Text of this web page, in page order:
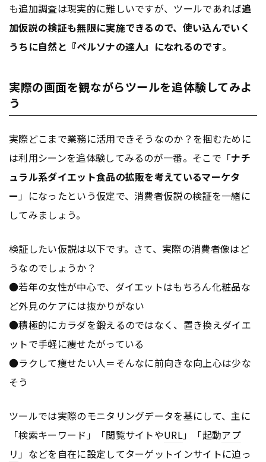
も追加調査は現実的に難しいですが、ツールであれば追
加仮説の検証も無限に実施できるので、使い込んでいく
うちに自然と『ペルソナの達人』になれるのです。
実際の画面を観ながらツールを追体験してみよ
う
実際どこまで業務に活用できそうなのか？を掴むために
は利用シーンを追体験してみるのが一番。そこで「ナチ
ュラル系ダイエット食品の拡販を考えているマーケタ
ー」になったという仮定で、消費者仮説の検証を一緒に
してみましょう。
検証したい仮説は以下です。さて、実際の消費者像はど
うなのでしょうか？
●若年の女性が中心で、ダイエットはもちろん化粧品な
ど外見のケアには抜かりがない
●積極的にカラダを鍛えるのではなく、置き換えダイエ
ットで手軽に痩せたがっている
●ラクして痩せたい人＝そんなに前向きな向上心は少な
そう
ツールでは実際のモニタリングデータを基にして、主に
「検索キーワード」「閲覧サイトやURL」「起動アプ
リ」などを自在に設定してターゲットインサイトに迫っ